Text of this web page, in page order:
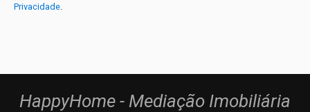
Privacidade
HappyHome - Mediação Imobiliária